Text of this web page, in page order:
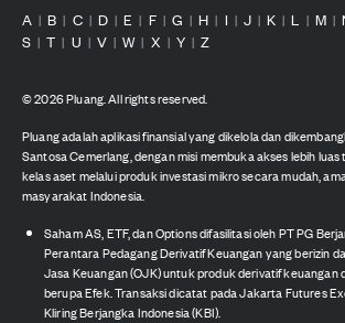
A | B | C | D | E | F | G | H | I | J | K | L | M |
S | T | U | V | W | X | Y | Z
©2026Pluang. All rights reserved.
Pluang adalah aplikasi finansial yang dikelola dan
Santosa Cemerlang, dengan misi membuka akses lebih
kelas aset melalui produk investasi mikro secara mudah,
masyarakat Indonesia.
Saham AS, ETF, dan Options difasilitasi oleh PT PG
Perantara Pedagang Derivatif Keuangan yang berizin
Jasa Keuangan (OJK) untuk produk derivatif keuangan
berupa Efek. Transaksi dicatat pada Jakarta Futures
Kliring Berjangka Indonesia (KBI).